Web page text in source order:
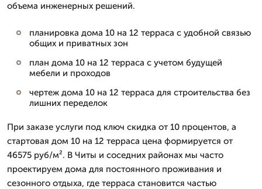
объема инженерных решений.
планировка дома 10 на 12 терраса с удобной связью
общих и приватных зон
план дома 10 на 12 терраса с учетом будущей
мебели и проходов
чертеж дома 10 на 12 терраса для строительства без
лишних переделок
При заказе услуги под ключ скидка от 10 процентов, а
стартовая дом 10 на 12 терраса цена формируется от
46575 руб/м². В Читы и соседних районах мы часто
проектируем дома для постоянного проживания и
сезонного отдыха, где терраса становится частью